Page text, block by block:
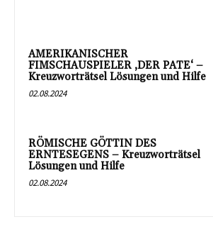
AMERIKANISCHER
FIMSCHAUSPIELER ‚DER PATE‘ –
Kreuzworträtsel Lösungen und Hilfe
02.08.2024
RÖMISCHE GÖTTIN DES
ERNTESEGENS – Kreuzworträtsel
Lösungen und Hilfe
02.08.2024